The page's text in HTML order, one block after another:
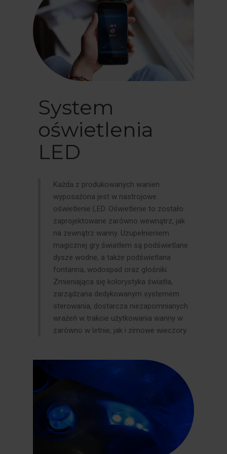
System
oświetlenia
LED
Każda z produkowanych wanien
wyposażona jest w nastrojowe
oświetlenie LED. Oświetlenie to zostało
zaprojektowane zarówno wewnątrz, jak
na zewnątrz wanny. Uzupełnieniem
magicznej gry światłem są podświetlane
dysze wodne, a także podświetlana
fontanna, wodospad oraz głośniki.
Zmieniająca się kolorystyka światła,
zarządzana dedykowanym systemem
sterowania, dostarcza niezapomnianych
wrażeń w trakcie użytkowania wanny w
zarówno w letnie, jak i zimowe wieczory.